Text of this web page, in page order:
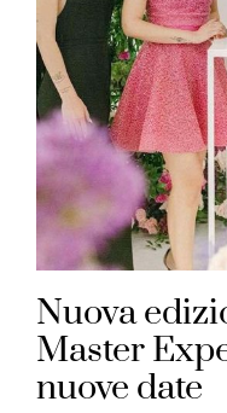
Nuova
Master
nuove date